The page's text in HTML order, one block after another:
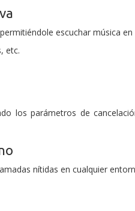
escuchar música en
etc.
los parámetros de
nítidas en cualquier